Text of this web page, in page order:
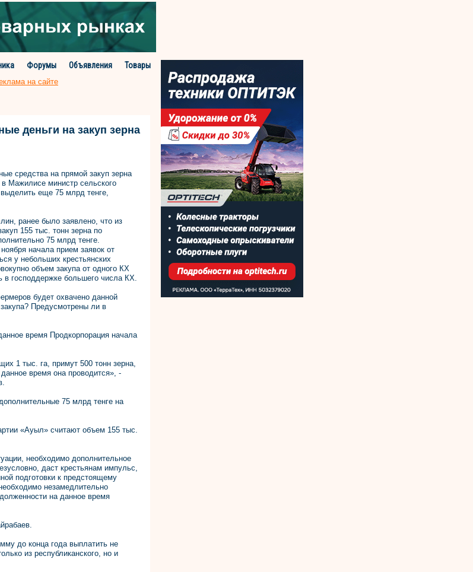
Форумы Объявления
Товары
на сайте
деньги на закуп зерна
средства на прямой закуп зерна
Мажилисе министр сельского
выделить еще 75 млрд тенге,
ранее было заявлено, что из
155 тыс. тонн зерна по
75 млрд тенге.
начала прием заявок от
у небольших крестьянских
объем закупа от одного КХ
в господдержке большего числа КХ.
будет охвачено данной
Предусмотрены ли в
время Продкорпорация начала
1 тыс. га, примут 500 тонн зерна,
время она проводится», -
75 млрд тенге на
«Ауыл» считают объем 155 тыс.
необходимо дополнительное
даст крестьянам импульс,
подготовки к предстоящему
незамедлительно
на данное время
до конца года выплатить не
из республиканского, но и